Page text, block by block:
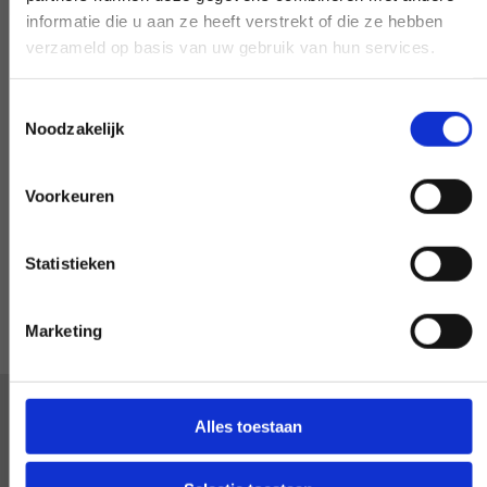
informatie die u aan ze heeft verstrekt of die ze hebben
verzameld op basis van uw gebruik van hun services.
Noodzakelijk
Voorkeuren
Statistieken
Marketing
Alles toestaan
machen - wenn möglich.
Wir sind mit jedem Kunden